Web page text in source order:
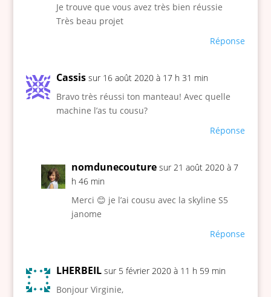
Je trouve que vous avez très bien réussie
Très beau projet
Réponse
Cassis sur 16 août 2020 à 17 h 31 min
Bravo très réussi ton manteau! Avec quelle
machine l’as tu cousu?
Réponse
nomdunecouture sur 21 août 2020 à 7
h 46 min
Merci 😊 je l’ai cousu avec la skyline S5
janome
Réponse
LHERBEIL sur 5 février 2020 à 11 h 59 min
Bonjour Virginie,